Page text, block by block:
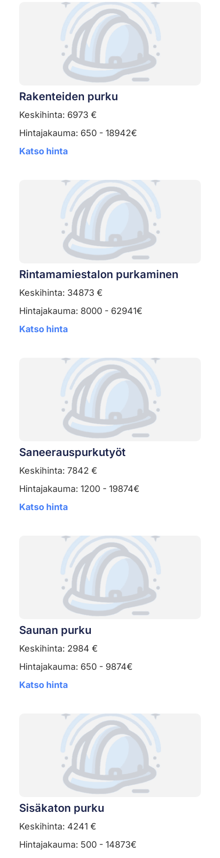
Rakenteiden purku
Keskihinta: 6973 €
Hintajakauma: 650 - 18942€
Katso hinta
Rintamamiestalon purkaminen
Keskihinta: 34873 €
Hintajakauma: 8000 - 62941€
Katso hinta
Saneerauspurkutyöt
Keskihinta: 7842 €
Hintajakauma: 1200 - 19874€
Katso hinta
Saunan purku
Keskihinta: 2984 €
Hintajakauma: 650 - 9874€
Katso hinta
Sisäkaton purku
Keskihinta: 4241 €
Hintajakauma: 500 - 14873€